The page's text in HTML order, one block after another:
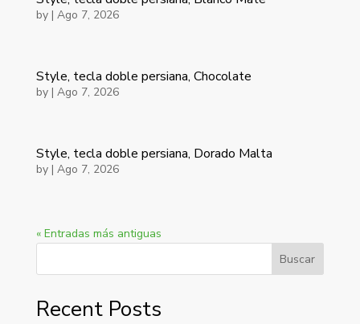
by | Ago 7, 2026
Style, tecla doble persiana, Chocolate
by | Ago 7, 2026
Style, tecla doble persiana, Dorado Malta
by | Ago 7, 2026
« Entradas más antiguas
Buscar
Recent Posts